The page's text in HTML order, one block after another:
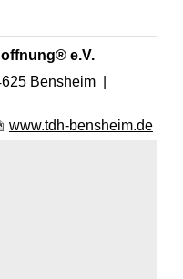
e.V.
Bensheim |
www.tdh-bensheim.de